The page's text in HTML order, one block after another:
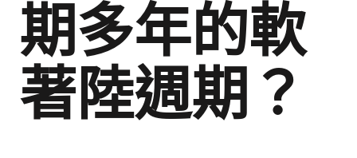
期多年的軟
著陸週期？